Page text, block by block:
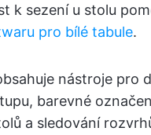
k sezení u stolu
pro bílé tabule.
nástroje pro
barevné
a sledování